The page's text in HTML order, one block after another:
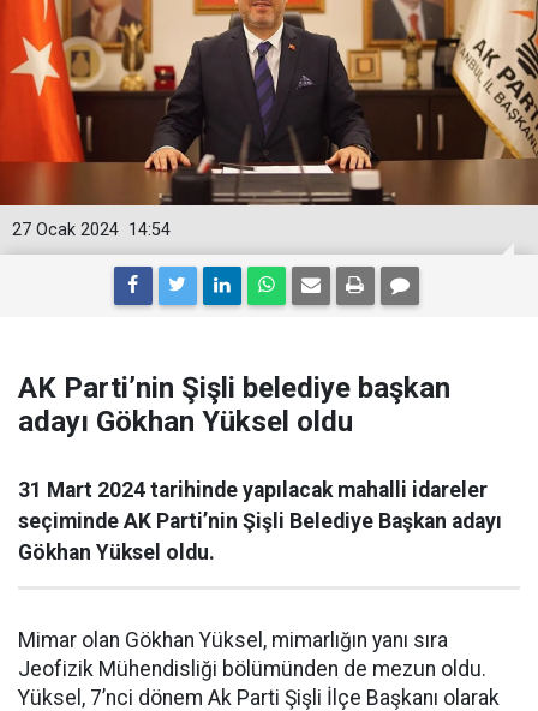
14:54
27 Ocak 2024
AK Parti’nin Şişli belediye başkan
adayı Gökhan Yüksel oldu
31 Mart 2024 tarihinde yapılacak mahalli idareler
seçiminde AK Parti’nin Şişli Belediye Başkan adayı
Gökhan Yüksel oldu.
Mimar olan Gökhan Yüksel, mimarlığın yanı sıra
Jeofizik Mühendisliği bölümünden de mezun oldu.
Yüksel, 7’nci dönem Ak Parti Şişli İlçe Başkanı olarak